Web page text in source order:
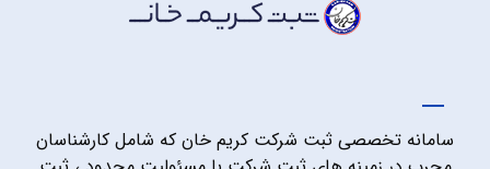
سامانه تخصصی ثبت شرکت کریم خان که شامل کارشناسان